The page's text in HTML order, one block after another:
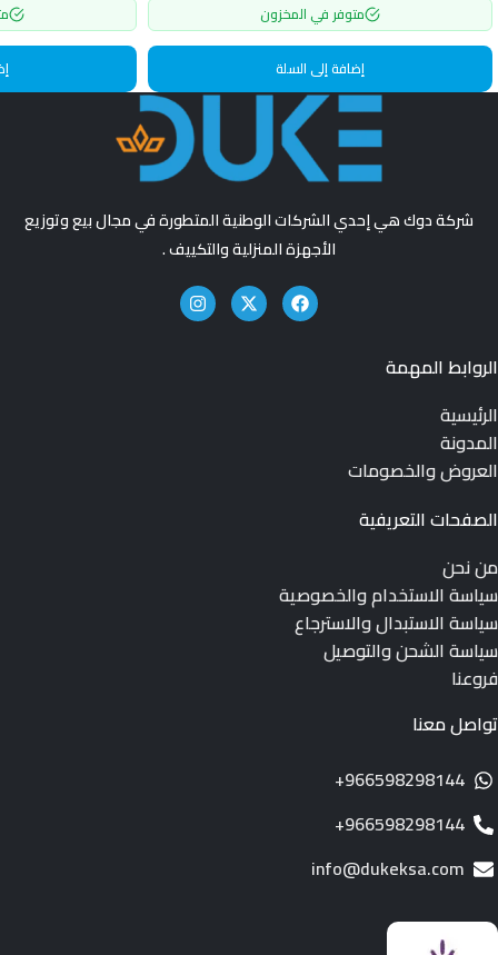
متوفر في المخزون
إضافة إلى السلة
شركة دوك هي إحدي الشركات الوطنية المتطورة في مجال بيع وتوزيع
الأجهزة المنزلية والتكييف .
الروابط المهمة
الرئيسية
المدونة
العروض والخصومات
الصفحات التعريفية
من نحن
سياسة الاستخدام والخصوصية
سياسة الاستبدال والاسترجاع
سياسة الشحن والتوصيل
فروعنا
تواصل معنا
966598298144+
966598298144+
info@dukeksa.com